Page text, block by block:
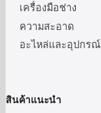
เครื่องมือช่าง
ความสะอาด
อะไหล่และอุปกรณ์
สินค้าแนะนำ